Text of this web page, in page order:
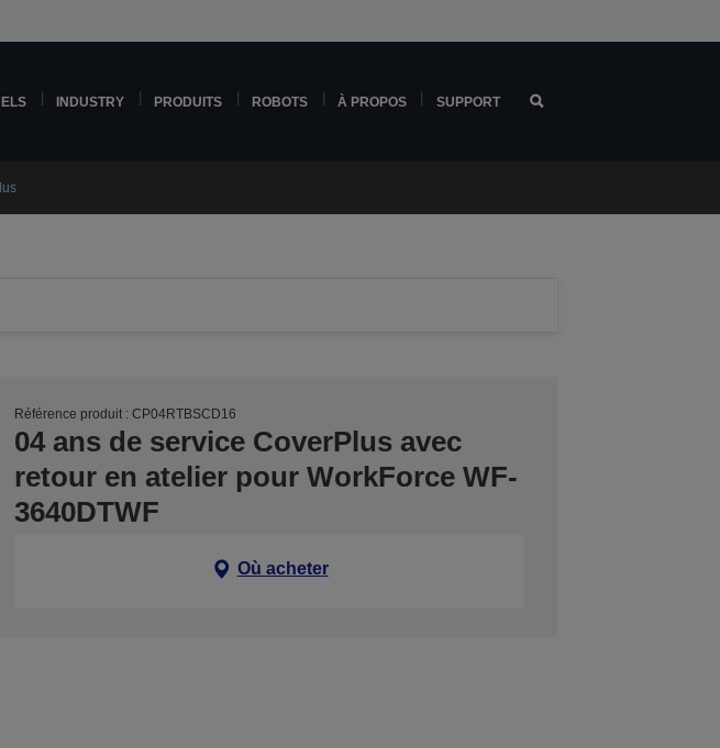
INDUSTRY PRODUITS ROBOTS À PROPOS SUPPORT
Référence produit : CP04RTBSCD16
04 ans de service CoverPlus avec
retour en atelier pour WorkForce WF-
3640DTWF
Où acheter